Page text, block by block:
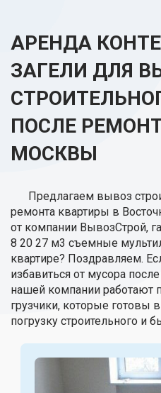
АРЕНДА
ЗАГЕЛИ ДЛЯ
ПОСЛЕ
МОСКВЫ
Предлагаем вывоз
ремонта квартиры в
от компании ВывозСтрой,
8 20 27 м3 съемные
квартире? Поздравляем.
избавиться от мусора
нашей компании работают
грузчики, которые
погрузку строительного и